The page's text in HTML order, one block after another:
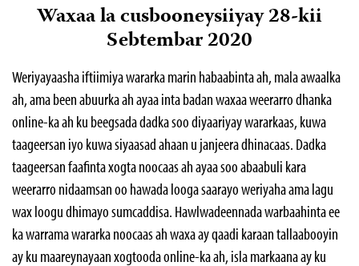
Waxaa la cusbooneysiiyay 28-kii
Sebtembar 2020
Weriyayaasha iftiimiya wararka marin habaabinta ah, mala awaalka
ah, ama been abuurka ah ayaa inta badan waxaa weerarro dhanka
online-ka ah ku beegsada dadka soo diyaariyay wararkaas, kuwa
taageersan iyo kuwa siyaasad ahaan u janjeera dhinacaas. Dadka
taageersan faafinta xogta noocaas ah ayaa soo abaabuli kara
weerarro nidaamsan oo hawada looga saarayo weriyaha ama lagu
wax loogu dhimayo sumcaddisa. Hawlwadeennada warbaahinta ee
ka warrama wararka noocaas ah waxa ay qaadi karaan tallaabooyin
ay ku maareynayaan xogtooda online-ka ah, isla markaana ay ku